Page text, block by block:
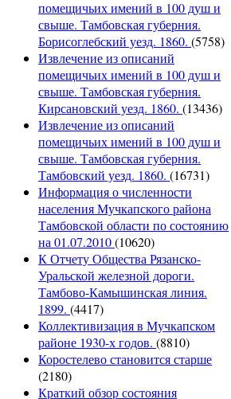
помещичьих имений в 100 душ и
свыше. Тамбовская губерния.
Борисоглебский уезд. 1860. (5758)
Извлечение из описаний
помещичьих имений в 100 душ и
свыше. Тамбовская губерния.
Кирсановский уезд. 1860. (13436)
Извлечение из описаний
помещичьих имений в 100 душ и
свыше. Тамбовская губерния.
Тамбовский уезд. 1860. (16731)
Информация о численности
населения Мучкапского района
Тамбовской области по состоянию
на 01.07.2010(10620)
К Отчету Общества Рязанско-
Уральской железной дороги.
Тамбово-Камышинская линия.
1899. (4417)
Коллективизация в Мучкапском
районе 1930-х годов. (8810)
Коростелево становится старше
(2180)
Краткий обзор состояния